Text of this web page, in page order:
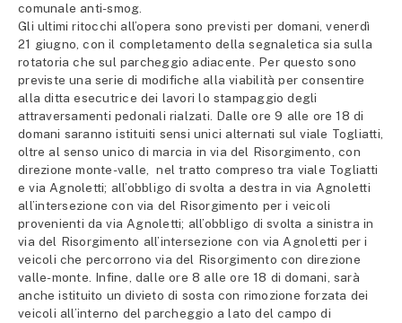
comunale anti-smog.
Gli ultimi ritocchi all’opera sono previsti per domani, venerdì
21 giugno, con il completamento della segnaletica sia sulla
rotatoria che sul parcheggio adiacente. Per questo sono
previste una serie di modifiche alla viabilità per consentire
alla ditta esecutrice dei lavori lo stampaggio degli
attraversamenti pedonali rialzati. Dalle ore 9 alle ore 18 di
domani saranno istituiti sensi unici alternati sul viale Togliatti,
oltre al senso unico di marcia in via del Risorgimento, con
direzione monte-valle, nel tratto compreso tra viale Togliatti
e via Agnoletti; all’obbligo di svolta a destra in via Agnoletti
all’intersezione con via del Risorgimento per i veicoli
provenienti da via Agnoletti; all’obbligo di svolta a sinistra in
via del Risorgimento all’intersezione con via Agnoletti per i
veicoli che percorrono via del Risorgimento con direzione
valle-monte. Infine, dalle ore 8 alle ore 18 di domani, sarà
anche istituito un divieto di sosta con rimozione forzata dei
veicoli all’interno del parcheggio a lato del campo di